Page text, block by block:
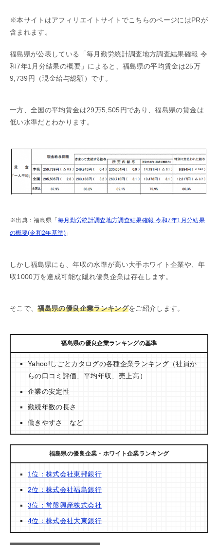
※本サイトはアフィリエイトサイトでこちらのページにはPRが
含まれます。
福島県が公表している「毎月勤労統計調査地方調査結果確報 令
和7年1月分結果の概要」によると、福島県の平均賃金は25万
9,739円（現金給与総額）です。
一方、全国の平均賃金は29万5,505円であり、福島県の賃金は
低い水準だとわかります。
※出典：福島県「 毎月勤労統計調査地方調査結果確報 令和7年1月分結果
の概要(令和2年基準)」
しかし福島県にも、年収の水準が高い大手ホワイト企業や、年
収1000万を達成可能な隠れ優良企業は存在します。
そこで、福島県の優良企業ランキングをご紹介します。
福島県の優良企業ランキングの基準
Yahoo!しごとカタログの各種企業ランキング（社員か
らの口コミ評価、平均年収、売上高）
企業の安定性
勤続年数の長さ
働きやすさ など
福島県の優良企業・ホワイト企業ランキング
1位：株式会社東邦銀行
2位：株式会社福島銀行
3位：常盤興産株式会社
4位：株式会社大東銀行